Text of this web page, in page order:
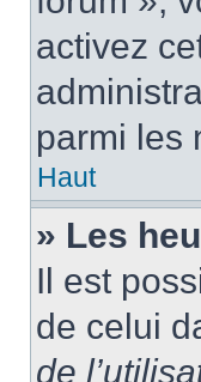
activez
parmi les
Haut
» Les
Il est
de celui
de